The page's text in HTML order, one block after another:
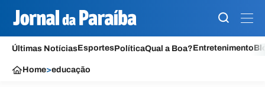
Últimas NotíciasEsportesPolíticaQual a Boa?Entretenimento
Home>educação